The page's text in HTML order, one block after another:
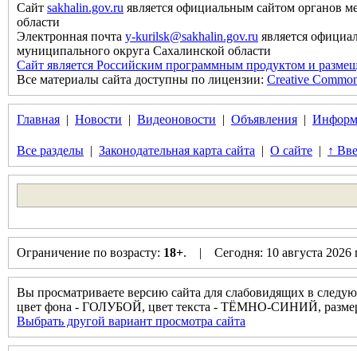
Сайт sakhalin.gov.ru является официальным сайтом органов
области
Электронная почта y-kurilsk@sakhalin.gov.ru является
муниципального округа Сахалинской области
Сайт является Российским программным продуктом и
Все материалы сайта доступны по лицензии: Creative
Главная | Новости | Видеоновости | Объявления |
Все разделы | Законодательная карта сайта | О сайте | ↑
Ограничение по возрасту: 18+. | Сегодня: 10 августа
Вы просматриваете версию сайта для слабовидящих в
цвет фона - ГОЛУБОЙ, цвет текста - ТЁМНО-СИНИЙ,
Выбрать другой вариант просмотра сайта